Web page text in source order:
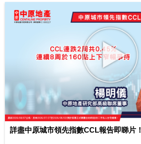
詳盡中原城市領先指數CCL報告即睇片！